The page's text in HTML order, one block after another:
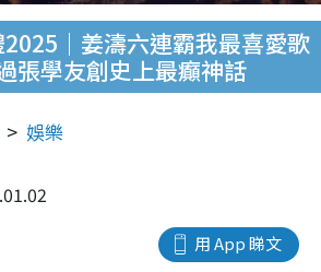
｜姜濤六連霸我最喜愛歌
張學友創史上最癲神話
娛樂
用 App 睇文